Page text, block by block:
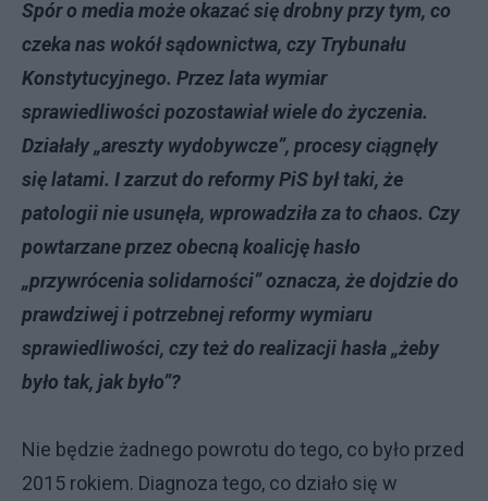
Spór o media może okazać się drobny przy tym, co
czeka nas wokół sądownictwa, czy Trybunału
Konstytucyjnego. Przez lata wymiar
sprawiedliwości pozostawiał wiele do życzenia.
Działały „areszty wydobywcze”, procesy ciągnęły
się latami. I zarzut do reformy PiS był taki, że
patologii nie usunęła, wprowadziła za to chaos. Czy
powtarzane przez obecną koalicję hasło
„przywrócenia solidarności” oznacza, że dojdzie do
prawdziwej i potrzebnej reformy wymiaru
sprawiedliwości, czy też do realizacji hasła „żeby
było tak, jak było”?
Nie będzie żadnego powrotu do tego, co było przed
2015 rokiem. Diagnoza tego, co działo się w